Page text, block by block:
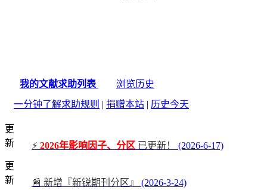
我的文献求助列表
浏览历史
一分钟了解求助规则 | 捐赠本站 | 历史今天
更
新
⚡ 2026年影响因子、分区 已更新！
(2026-6-17)
更
新
📰 新增『新锐期刊分区』
(2026-3-24)